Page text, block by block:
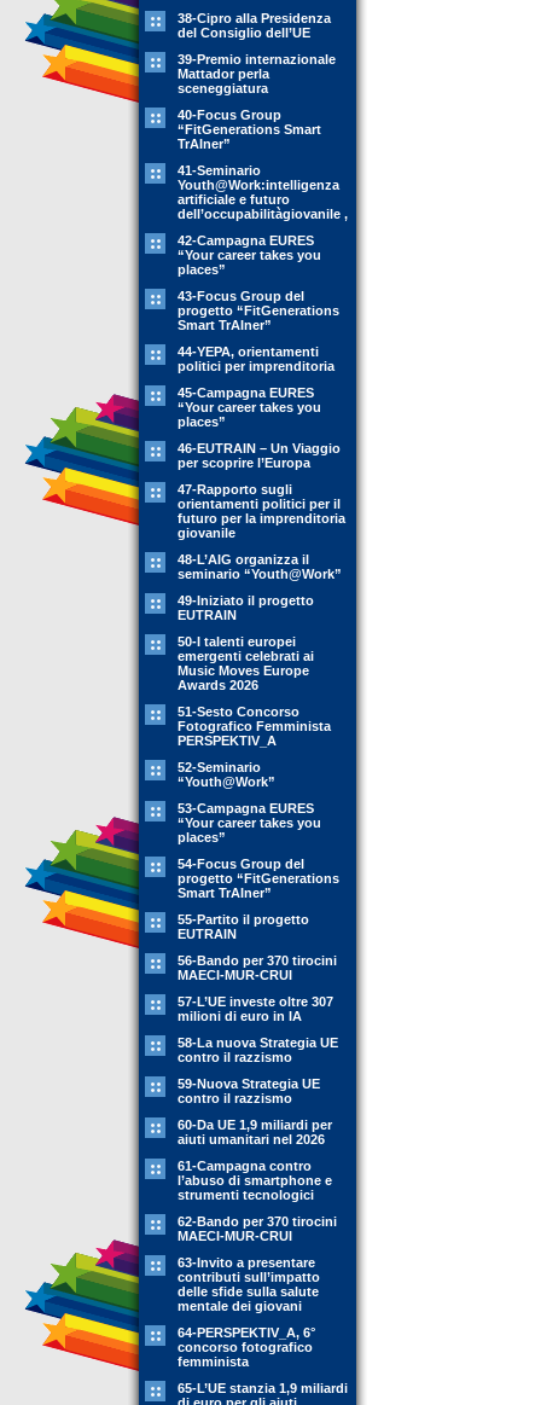
38-Cipro alla Presidenza
del Consiglio dell’UE
39-Premio internazionale
Mattador perla
sceneggiatura
40-Focus Group
“FitGenerations Smart
TrAIner”
41-Seminario
Youth@Work:intelligenza
artificiale e futuro
dell’occupabilitàgiovanile ,
42-Campagna EURES
“Your career takes you
places”
43-Focus Group del
progetto “FitGenerations
Smart TrAIner”
44-YEPA, orientamenti
politici per imprenditoria
45-Campagna EURES
“Your career takes you
places”
46-EUTRAIN – Un Viaggio
per scoprire l’Europa
47-Rapporto sugli
orientamenti politici per il
futuro per la imprenditoria
giovanile
48-L’AIG organizza il
seminario “Youth@Work”
49-Iniziato il progetto
EUTRAIN
50-I talenti europei
emergenti celebrati ai
Music Moves Europe
Awards 2026
51-Sesto Concorso
Fotografico Femminista
PERSPEKTIV_A
52-Seminario
“Youth@Work”
53-Campagna EURES
“Your career takes you
places”
54-Focus Group del
progetto “FitGenerations
Smart TrAIner”
55-Partito il progetto
EUTRAIN
56-Bando per 370 tirocini
MAECI-MUR-CRUI
57-L’UE investe oltre 307
milioni di euro in IA
58-La nuova Strategia UE
contro il razzismo
59-Nuova Strategia UE
contro il razzismo
60-Da UE 1,9 miliardi per
aiuti umanitari nel 2026
61-Campagna contro
l’abuso di smartphone e
strumenti tecnologici
62-Bando per 370 tirocini
MAECI-MUR-CRUI
63-Invito a presentare
contributi sull’impatto
delle sfide sulla salute
mentale dei giovani
64-PERSPEKTIV_A, 6°
concorso fotografico
femminista
65-L’UE stanzia 1,9 miliardi